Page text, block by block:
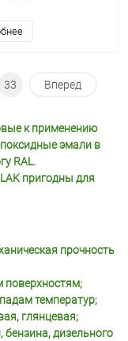
33 Вперед
к применению
эмали в
RAL.
пригодны для
прочность
поверхностям;
температур;
глянцевая;
бензина, дизельного